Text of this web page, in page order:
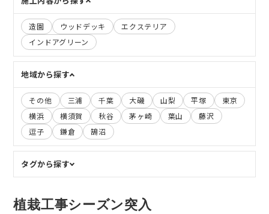
造園 ウッドデッキ
エクステリア
インドアグリーン
地域から探す
その他 三浦 千葉 大磯 山梨 平塚
東京
横浜
横須賀 秋谷 茅ヶ崎 葉山
藤沢
逗子
鎌倉 鵠沼
タグから探す
植栽工事シーズン突入